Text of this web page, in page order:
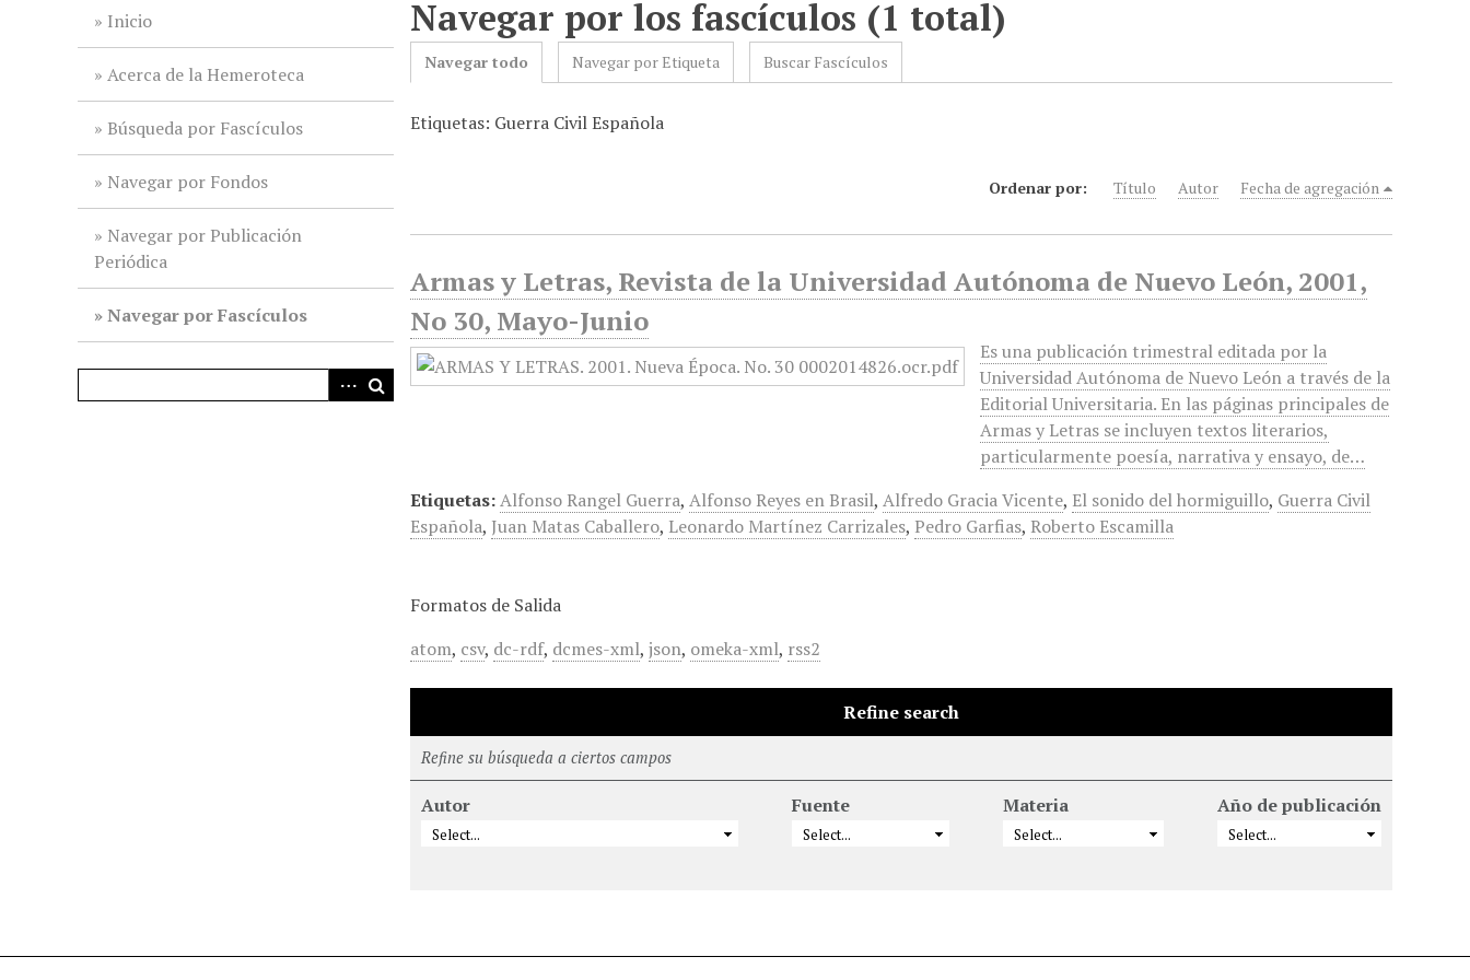
Inicio
Acerca de la Hemeroteca
Búsqueda por Fascículos
Navegar por Fondos
Navegar por Publicación
Periódica
Navegar por Fascículos
Navegar por los fascículos (1 total)
Navegar todo Navegar por Etiqueta Buscar Fascículos
Etiquetas: Guerra Civil Española
Ordenar por: Título Autor Fecha de agregación
Armas y Letras, Revista de la Universidad Autónoma de Nuevo León, 2001,
No 30, Mayo-Junio
Es una publicación trimestral editada por la
Universidad Autónoma de Nuevo León a través de la
Editorial Universitaria. En las páginas principales de
Armas y Letras se incluyen textos literarios,
particularmente poesía, narrativa y ensayo, de…
Etiquetas:Alfonso Rangel Guerra,Alfonso Reyes en Brasil,Alfredo Gracia Vicente, El sonido del hormiguillo, Guerra Civil
Española, Juan Matas Caballero, Leonardo Martínez Carrizales, Pedro Garfias, Roberto Escamilla
Formatos de Salida
atom, csv, dc-rdf, dcmes-xml,json, omeka-xml, rss2
Refine search
Refine su búsqueda a ciertos campos
Autor Fuente Materia Año de publicación